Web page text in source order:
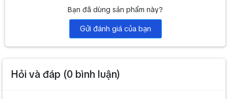
< 0,5%
Hộp đấu dây vặn ốc
Dòng tiêu thụ
20 mA ở nguồn cấp 24 VDC
Kích thước
Bạn đã dùng sản phẩm này?
Gửi đánh giá của bạn
Hỏi và đáp (0 bình luận)